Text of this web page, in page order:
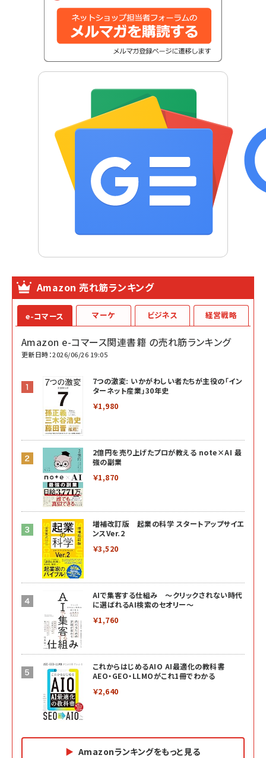
Amazon 売れ筋ランキング
e-コマース
Amazon e-コマース関連書籍 の売れ筋ランキング
更新日時：2026/06/26 19:05
7つの激変: いかがわしい者たちが主役の「イン
ターネット産業」30年史
￥1,980
2億円を売り上げたプロが教える note×AI 最
強の副業
￥1,870
増補改訂版 起業の科学 スタートアップサイエ
ンスVer.2
￥3,520
AIで集客する仕組み ～クリックされない時代
に選ばれるAI検索のセオリー～
￥1,760
これからはじめるAIO AI最適化の教科書
AEO・GEO・LLMOがこれ1冊でわかる
￥2,640
Amazonランキングをもっと見る
マーケ ビジネス 経営戦略